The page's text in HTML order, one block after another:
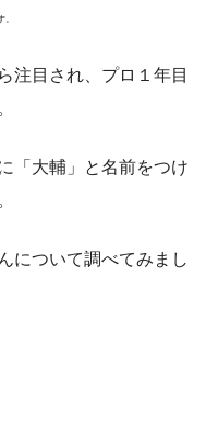
注目され、プロ１年目
「大輔」と名前をつけ
について調べてみまし